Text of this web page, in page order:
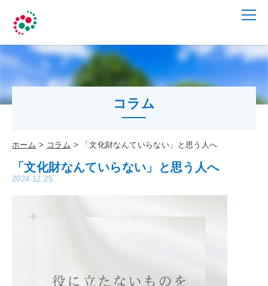
コラム
ホーム コラム 「文化財なんていらない」と思う人へ
「文化財なんていらない」と思う人へ
2024.12.25